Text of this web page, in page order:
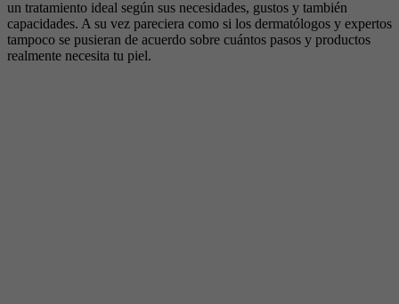
un tratamiento ideal según sus necesidades, gustos y también
capacidades. A su vez pareciera como si los dermatólogos y expertos
tampoco se pusieran de acuerdo sobre cuántos pasos y productos
realmente necesita tu piel.